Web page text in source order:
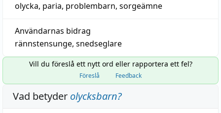
olycka, paria, problembarn, sorgeämne
Användarnas bidrag
rännstensunge, snedseglare
Vill du föreslå ett nytt ord eller rapportera ett fel?
Föreslå Feedback
Vad betyder olycksbarn?